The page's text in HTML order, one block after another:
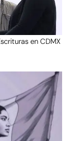
en CDMX